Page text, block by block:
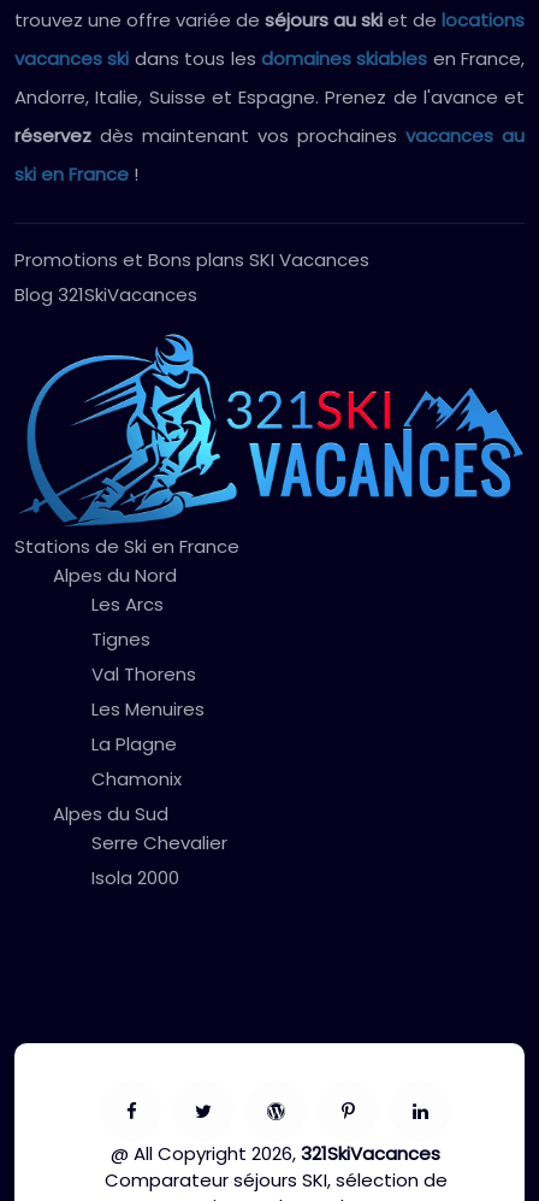
trouvez une offre variée de séjours au skiet de locations
vacances ski dans tous les domaines skiables en France,
Andorre, Italie, Suisse et Espagne. Prenez de l'avance et
réservez dès maintenant vos prochaines vacances au
ski en France !
Promotions et Bons plans SKI Vacances
Blog 321SkiVacances
Stations de Ski en France
Alpes du Nord
Les Arcs
Tignes
Val Thorens
Les Menuires
La Plagne
Chamonix
Alpes du Sud
Serre Chevalier
Isola 2000
@ All Copyright 2026,321SkiVacances
Comparateur séjours SKI, sélection de